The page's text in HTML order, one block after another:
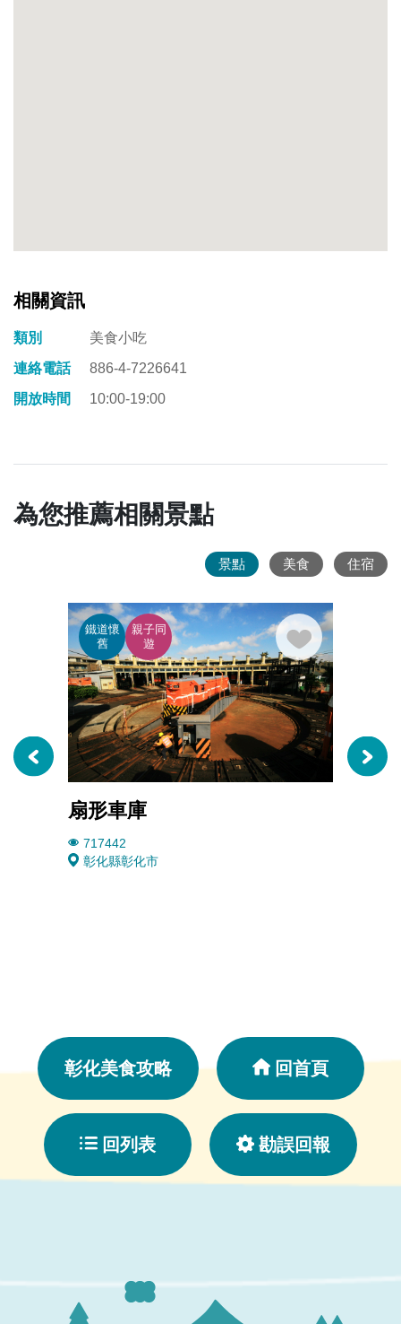
相關資訊
類別
美食小吃
連絡電話
886-4-7226641
開放時間
10:00-19:00
為您推薦相關景點
景點 美食 住宿
鐵道懷
舊
親子同
遊
扇形車庫
717442
彰化縣彰化市
彰化美食攻略 回首頁
回列表 勘誤回報